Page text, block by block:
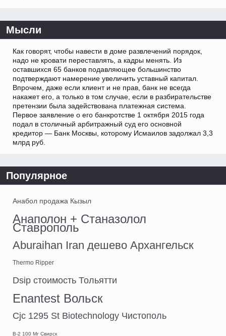
Мысли
Как говорят, чтобы навести в доме развлечений порядок,
надо не кровати переставлять, а кадры менять. Из
оставшихся 65 банков подавляющее большинство
подтверждают намерение увеличить уставный капитал.
Впрочем, даже если клиент и не прав, банк не всегда
накажет его, а только в том случае, если в разбирательстве
претензии была задействована платежная система.
Первое заявление о его банкротстве 1 октября 2015 года
подал в столичный арбитражный суд его основной
кредитор — Банк Москвы, которому Исмаилов задолжал 3,3
млрд руб.
Популярное
Анабол продажа Кызыл
Анаполон + Станазолол
Ставрополь
Aburaihan Iran дешево Архангельск
Thermo Ripper
Dsip стоимость Тольятти
Enantest Вольск
Cjc 1295 St Biotechnology Чистополь
B-2 100 Мг Свирск